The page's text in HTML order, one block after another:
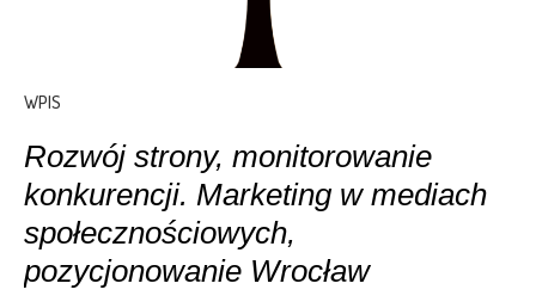
WPIS
Rozwój strony, monitorowanie
konkurencji. Marketing w mediach
społecznościowych,
pozycjonowanie Wrocław